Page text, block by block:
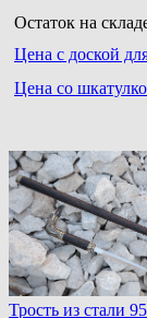
Остаток на
Цена с доской
Цена со
Трость из стали